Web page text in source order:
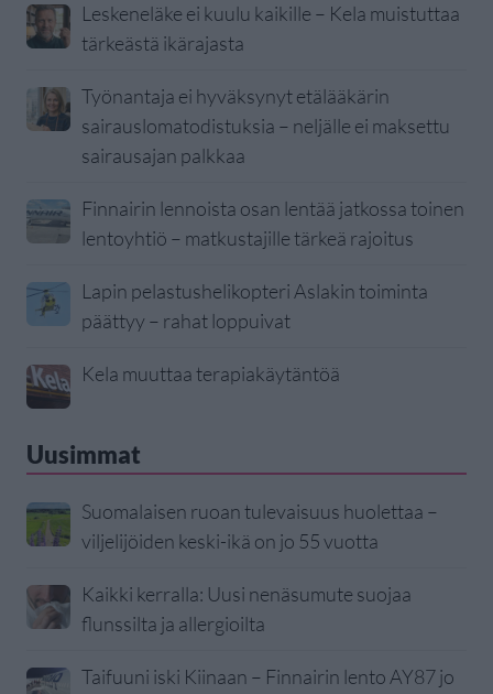
Leskeneläke ei kuulu kaikille – Kela muistuttaa
tärkeästä ikärajasta
Työnantaja ei hyväksynyt etälääkärin
sairauslomatodistuksia – neljälle ei maksettu
sairausajan palkkaa
Finnairin lennoista osan lentää jatkossa toinen
lentoyhtiö – matkustajille tärkeä rajoitus
Lapin pelastushelikopteri Aslakin toiminta
päättyy – rahat loppuivat
Kela muuttaa terapiakäytäntöä
Uusimmat
Suomalaisen ruoan tulevaisuus huolettaa –
viljelijöiden keski-ikä on jo 55 vuotta
Kaikki kerralla: Uusi nenäsumute suojaa
flunssilta ja allergioilta
Taifuuni iski Kiinaan – Finnairin lento AY87 jo